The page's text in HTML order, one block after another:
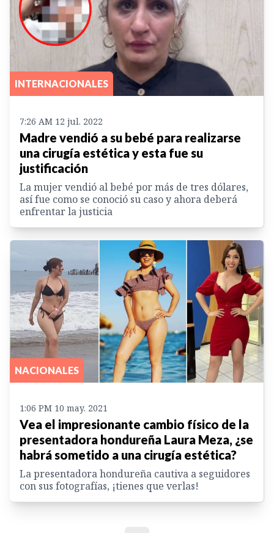
INTERNACIONALES
7:26 AM 12 jul. 2022
Madre vendió a su bebé para realizarse
una cirugía estética y esta fue su
justificación
La mujer vendió al bebé por más de tres dólares,
así fue como se conoció su caso y ahora deberá
enfrentar la justicia
NACIONALES
1:06 PM 10 may. 2021
Vea el impresionante cambio físico de la
presentadora hondureña Laura Meza, ¿se
habrá sometido a una cirugía estética?
La presentadora hondureña cautiva a seguidores
con sus fotografías, ¡tienes que verlas!